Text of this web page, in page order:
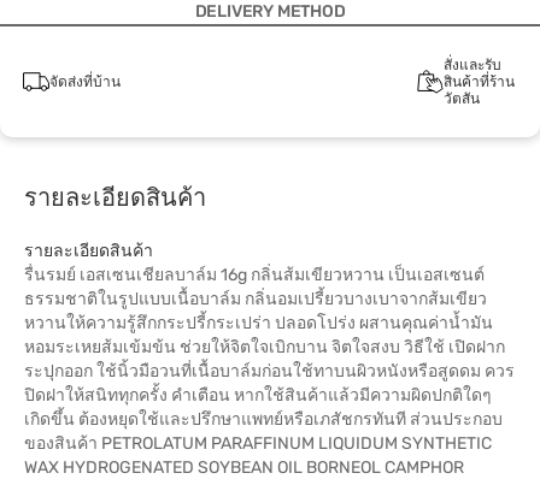
DELIVERY METHOD
จัดส่งที่บ้าน
สั่งและรับ
สินค้าที่ร้าน
วัตสัน
รายละเอียดสินค้า
รายละเอียดสินค้า
รื่นรมย์ เอสเซนเชียลบาล์ม 16g กลิ่นส้มเขียวหวาน เป็นเอสเซนต์
ธรรมชาติในรูปแบบเนื้อบาล์ม กลิ่นอมเปรี้ยวบางเบาจากส้มเขียว
หวานให้ความรู้สึกกระปรี้กระเปร่า ปลอดโปร่ง ผสานคุณค่าน้ำมัน
หอมระเหยส้มเข้มข้น ช่วยให้จิตใจเบิกบาน จิตใจสงบ วิธีใช้ เปิดฝาก
ระปุกออก ใช้นิ้วมือวนที่เนื้อบาล์มก่อนใช้ทาบนผิวหนังหรือสูดดม ควร
ปิดฝาให้สนิททุกครั้ง คำเตือน หากใช้สินค้าแล้วมีความผิดปกติใดๆ
เกิดขึ้น ต้องหยุดใช้และปรึกษาแพทย์หรือเภสัชกรทันที ส่วนประกอบ
ของสินค้า PETROLATUM PARAFFINUM LIQUIDUM SYNTHETIC
WAX HYDROGENATED SOYBEAN OIL BORNEOL CAMPHOR